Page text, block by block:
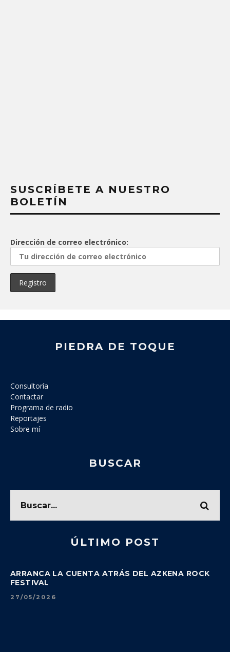
SUSCRÍBETE A NUESTRO
BOLETÍN
Dirección de correo electrónico:
PIEDRA DE TOQUE
Consultoría
Contactar
Programa de radio
Reportajes
Sobre mí
BUSCAR
ÚLTIMO POST
ARRANCA LA CUENTA ATRÁS DEL AZKENA ROCK
FESTIVAL
27/05/2026